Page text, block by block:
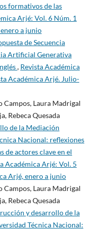
formativos de las
Arjé: Vol. 6 Núm. 1
a junio
de Secuencia
Artificial Generativa
, Revista Académica
Académica Arjé. Julio-
Campos, Laura Madrigal
Rebeca Quesada
de la Mediación
Nacional: reflexiones
de actores clave en el
Académica Arjé: Vol. 5
Arjé, enero a junio
Campos, Laura Madrigal
Rebeca Quesada
y desarrollo de la
Técnica Nacional: